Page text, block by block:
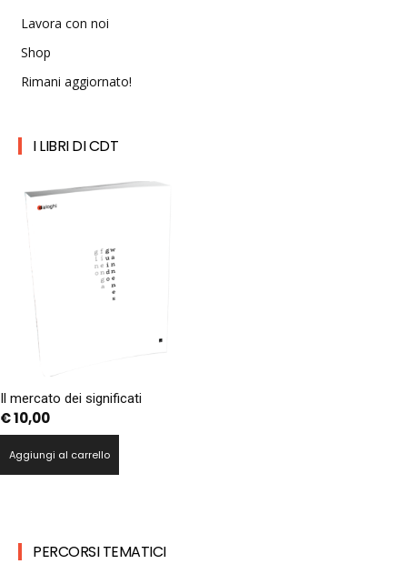
Lavora con noi
Shop
Rimani aggiornato!
I LIBRI DI CDT
Il mercato dei significati
€10,00
Aggiungi al carrello
PERCORSI TEMATICI